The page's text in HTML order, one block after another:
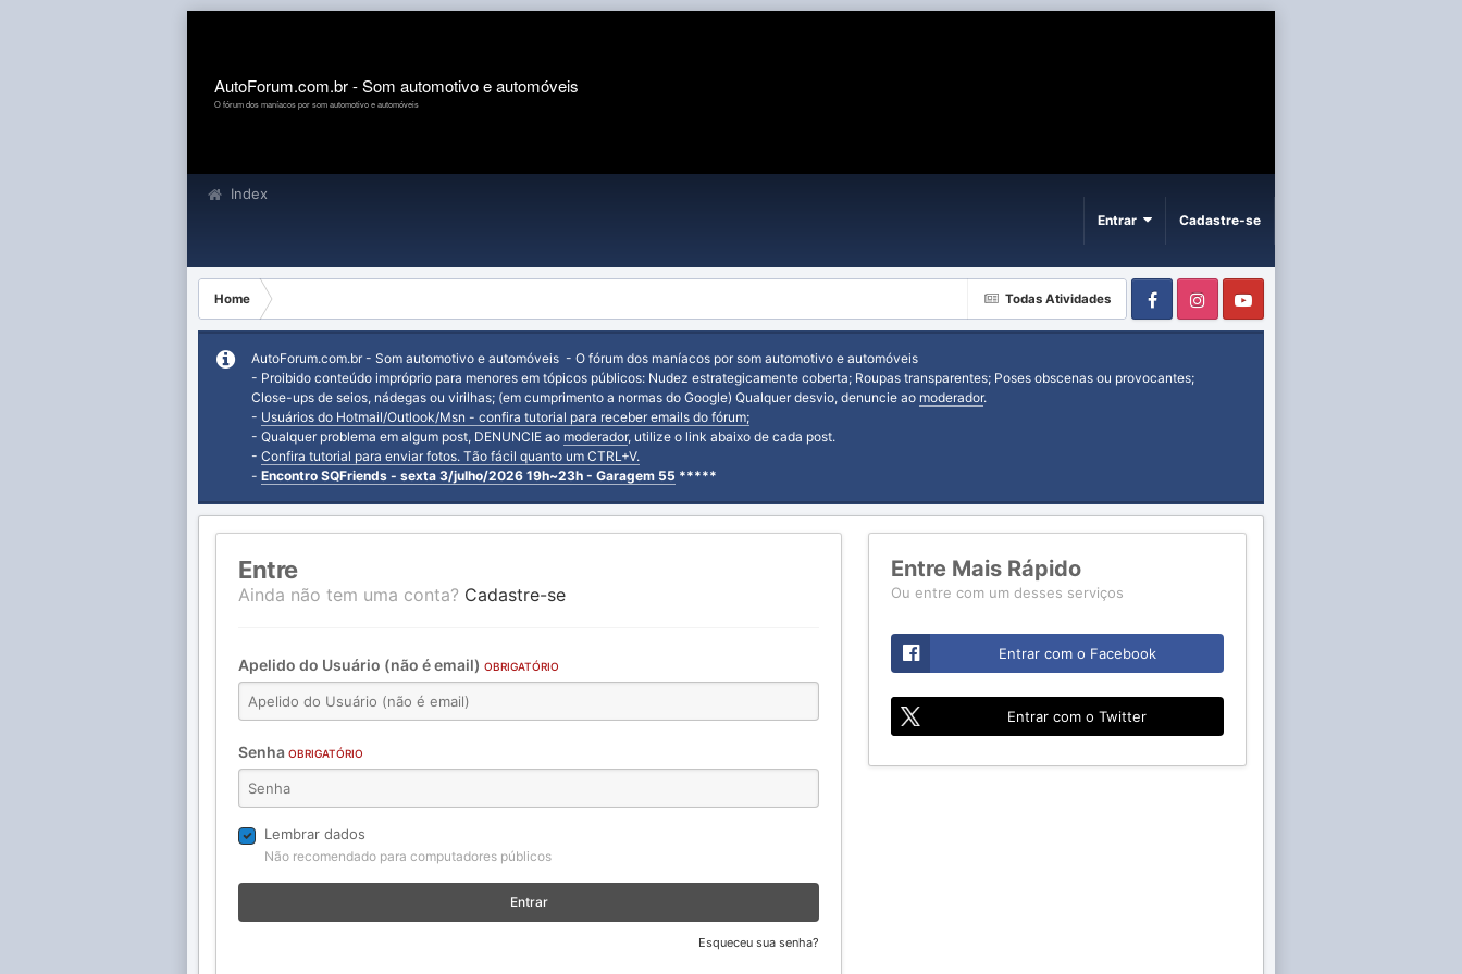
AutoForum.com.br - Som automotivo e automóveis
O fórum dos maníacos por som automotivo e automóveis
Index
Entrar Cadastre-se
Todas Atividades
Home FacebookInstagram
AutoForum.com.br - Som automotivo e automóveis - O fórum dos maníacos por som automotivo e automóveis
- Proibido conteúdo impróprio para menores em tópicos públicos: Nudez estrategicamente coberta; Roupas transparentes; Poses obscenas ou provocantes;
Close-ups de seios, nádegas ou virilhas; (em cumprimento a normas do Google) Qualquer desvio, denuncie ao moderador.
- Usuários do Hotmail/Outlook/Msn - confira tutorial para receber emails do fórum;
- Qualquer problema em algum post, DENUNCIE ao moderador, utilize o link abaixo de cada post.
- Confira tutorial para enviar fotos. Tão fácil quanto um CTRL+V.
- Encontro SQFriends - sexta 3/julho/2026 19h~23h - Garagem 55 *****
Entre
Ainda não tem uma conta? Cadastre-se
Apelido do Usuário (não é email) OBRIGATÓRIO
Senha OBRIGATÓRIO
Lembrar dados
Não recomendado para computadores públicos
Entrar
Esqueceu sua senha?
Entre Mais Rápido
Ou entre com um desses serviços
Entrar com o Facebook
Entrar com o Twitter